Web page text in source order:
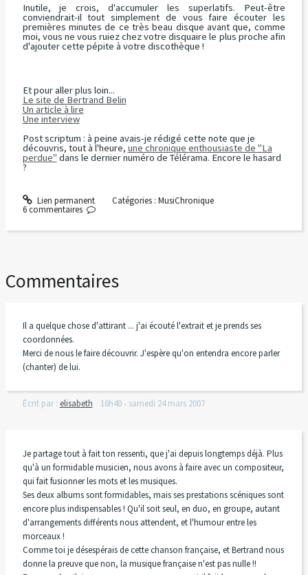
Inutile, je crois, d'accumuler les superlatifs. Peut-être
conviendrait-il tout simplement de vous faire écouter les
premières minutes de ce très beau disque avant que, comme
moi, vous ne vous ruiez chez votre disquaire le plus proche afin
d'ajouter cette pépite à votre discothèque !
Et pour aller plus loin...
Le site de Bertrand Belin
Un article à lire
Une interview
Post scriptum : à peine avais-je rédigé cette note que je
découvris, tout à l'heure, une chronique enthousiaste de "La
perdue" dans le dernier numéro de Télérama. Encore le hasard
?
Lien permanent Catégories : MusiChronique
6 commentaires
Commentaires
Il a quelque chose d'attirant ... j'ai écouté l'extrait et je prends ses
coordonnées.
Merci de nous le faire découvrir. J'espère qu'on entendra encore parler
(chanter) de lui.
Écrit par : elisabeth 16h40- samedi 24 mars 2007
Je partage tout à fait ton ressenti, que j'ai depuis longtemps déjà. Plus
qu'à un formidable musicien, nous avons à faire avec un compositeur,
qui fait fusionner les mots et les musiques.
Ses deux albums sont formidables, mais ses prestations scéniques sont
encore plus indispensables ! Qu'il soit seul, en duo, en groupe, autant
d'arrangements différents nous attendent, et l'humour entre les
morceaux !
Comme toi je désespérais de cette chanson française, et Bertrand nous
donne la preuve que non, la musique française n'est pas nulle !!